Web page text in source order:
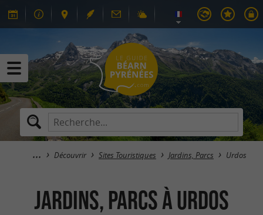
Découvrir Sites Touristiques Jardins, Parcs Urdos
Jardins, Parcs à Urdos